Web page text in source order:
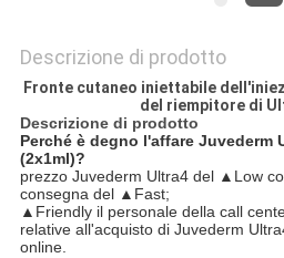
Descrizione di prodotto
Fronte cutaneo iniettabile
del riempitore di
Descrizione di prodotto
Perché è degno l'affare Juvederm
(2x1ml)?
prezzo Juvederm Ultra4 del ▲Low
consegna del ▲Fast;
▲Friendly il personale della call
relative all'acquisto di Juvederm
online.